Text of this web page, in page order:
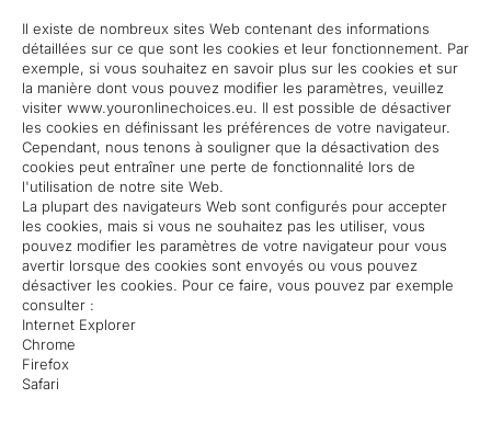
Il existe de nombreux sites Web contenant des informations
détaillées sur ce que sont les cookies et leur fonctionnement. Par
exemple, si vous souhaitez en savoir plus sur les cookies et sur
la manière dont vous pouvez modifier les paramètres, veuillez
visiter www.youronlinechoices.eu. Il est possible de désactiver
les cookies en définissant les préférences de votre navigateur.
Cependant, nous tenons à souligner que la désactivation des
cookies peut entraîner une perte de fonctionnalité lors de
l'utilisation de notre site Web.
La plupart des navigateurs Web sont configurés pour accepter
les cookies, mais si vous ne souhaitez pas les utiliser, vous
pouvez modifier les paramètres de votre navigateur pour vous
avertir lorsque des cookies sont envoyés ou vous pouvez
désactiver les cookies. Pour ce faire, vous pouvez par exemple
consulter :
Internet Explorer
Chrome
Firefox
Safari